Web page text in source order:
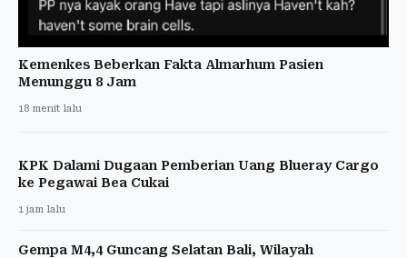
Kemenkes Beberkan Fakta Almarhum Pasien
Menunggu 8 Jam
18 menit lalu
KPK Dalami Dugaan Pemberian Uang Blueray Cargo
ke Pegawai Bea Cukai
1 jam lalu
Gempa M4,4 Guncang Selatan Bali, Wilayah